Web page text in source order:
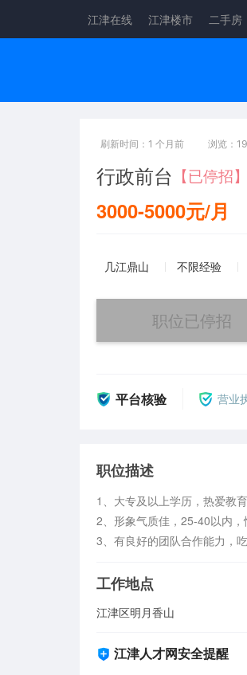
江津在线 江津楼市 二手房
刷新时间：1 个月前 浏览：
行政前台 【已停招】
3000-5000元/月
几江鼎山 不限经验
职位已停招
平台核验 营业
职位描述
1、大专及以上学历，热爱教
2、形象气质佳，25-40以内
3、有良好的团队合作能力，
工作地点
江津区明月香山
江津人才网安全提醒